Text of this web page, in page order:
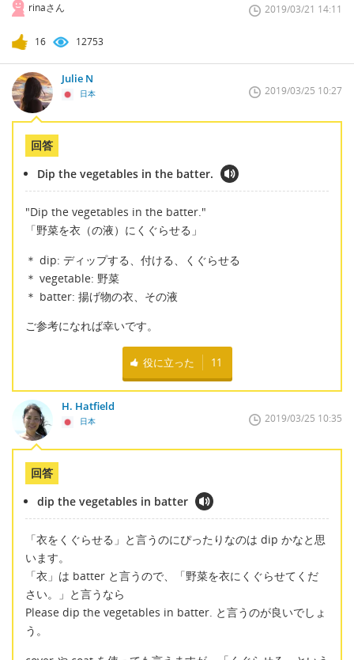
rinaさん 2019/03/21 14:11
16 12753
Julie N
日本 2019/03/25 10:27
回答
Dip the vegetables in the batter.
"Dip the vegetables in the batter."
「野菜を衣（の液）にくぐらせる」
＊ dip: ディップする、付ける、くぐらせる
＊ vegetable: 野菜
＊ batter: 揚げ物の衣、その液
ご参考になれば幸いです。
役に立った 11
H. Hatfield
日本 2019/03/25 10:35
回答
dip the vegetables in batter
「衣をくぐらせる」と言うのにぴったりなのは dip かなと思
います。
「衣」は batter と言うので、「野菜を衣にくぐらせてくだ
さい。」と言うなら
Please dip the vegetables in batter. と言うのが良いでしょ
う。